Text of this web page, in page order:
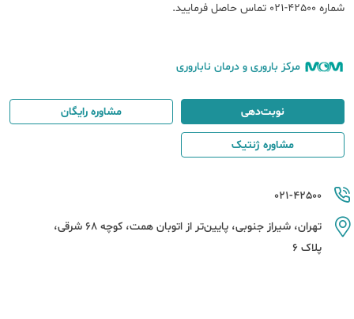
شماره 42500-021 تماس حاصل فرمایید.
مرکز باروری و درمان ناباروری
021-42500
تهران، شیراز جنوبی، پایین‌تر از اتوبان همت، کوچه 68 شرقی،
پلاک 6
نوبت‌دهی مشاوره رایگان
مشاوره ژنتیک